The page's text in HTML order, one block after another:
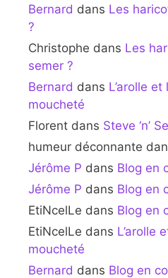
Bernard dans Les
?
Christophe dans Les
semer ?
Bernard dans L’arolle
moucheté
Florent dans Steve ‘n’
humeur déconnante
Jérôme P dans Blog en
Jérôme P dans Blog en
EtiNcelLe dans Blog en
EtiNcelLe dans L’arolle
moucheté
Bernard dans Blog en